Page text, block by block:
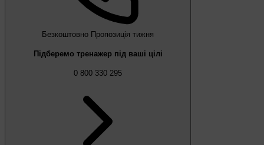
Безкоштовно Пропозиція тижня
Підберемо тренажер під ваші цілі
0 800 330 295